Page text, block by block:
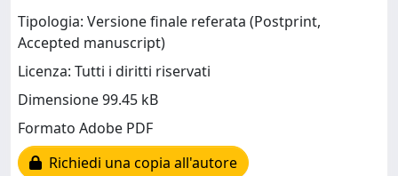
Tipologia: Versione finale referata (Postprint,
Accepted manuscript)
Licenza: Tutti i diritti riservati
Dimensione 99.45 kB
Formato Adobe PDF
Richiedi una copia all'autore